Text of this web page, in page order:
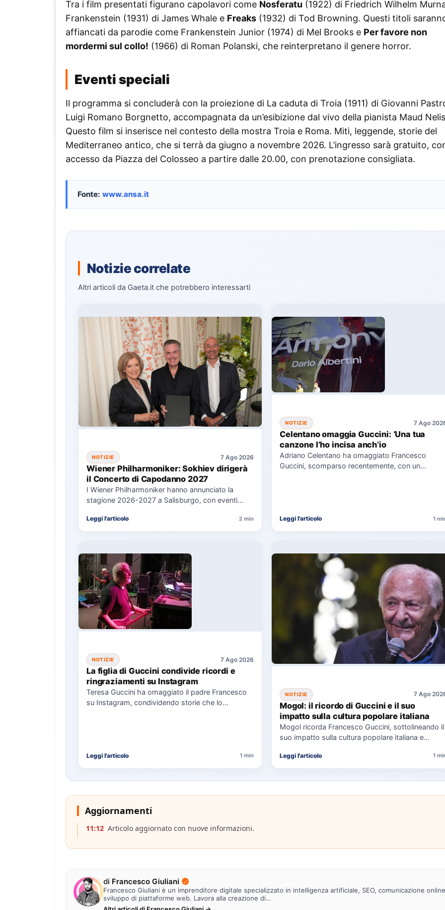
Tra i film presentati figurano capolavori come Nosferatu (1922) di Friedrich Wilhelm
Frankenstein (1931) di James Whale e Freaks (1932) di Tod Browning. Questi titoli
affiancati da parodie come Frankenstein Junior (1974) di Mel Brooks e Per favore non
mordermi sul collo! (1966) di Roman Polanski, che reinterpretano il genere horror.
Eventi speciali
Il programma si concluderà con la proiezione di La caduta di Troia (1911) di Giovanni
Luigi Romano Borgnetto, accompagnata da un’esibizione dal vivo della pianista Maud
Questo film si inserisce nel contesto della mostra Troia e Roma. Miti, leggende, storie del
Mediterraneo antico, che si terrà da giugno a novembre 2026. L’ingresso sarà gratuito,
accesso da Piazza del Colosseo a partire dalle 20.00, con prenotazione consigliata.
Fonte: www.ansa.it
Notizie correlate
Altri articoli da Gaeta.it che potrebbero interessarti
NOTIZIE 7 Ago 2026
Wiener Philharmoniker: Sokhiev dirigerà
il Concerto di Capodanno 2027
I Wiener Philharmoniker hanno annunciato la
stagione 2026-2027 a Salisburgo, con eventi
Leggi l'articolo 2 min
NOTIZIE 7 Ago
Celentano omaggia Guccini: ‘Una tua
canzone l’ho incisa anch’io
Adriano Celentano ha omaggiato Francesco
Guccini, scomparso recentemente, con un
Leggi l'articolo 1
NOTIZIE 7 Ago 2026
La figlia di Guccini condivide ricordi e
ringraziamenti su Instagram
Teresa Guccini ha omaggiato il padre Francesco
su Instagram, condividendo storie che lo
Leggi l'articolo 1 min
NOTIZIE 7 Ago
Mogol: il ricordo di Guccini e il suo
impatto sulla cultura popolare italiana
Mogol ricorda Francesco Guccini, sottolineando il
suo impatto sulla cultura popolare italiana e
Leggi l'articolo 1
Aggiornamenti
11:12 Articolo aggiornato con nuove informazioni.
di Francesco Giuliani
Francesco Giuliani è un imprenditore digitale specializzato in intelligenza artificiale, SEO, comunicazione
sviluppo di piattaforme web. Lavora alla creazione di…